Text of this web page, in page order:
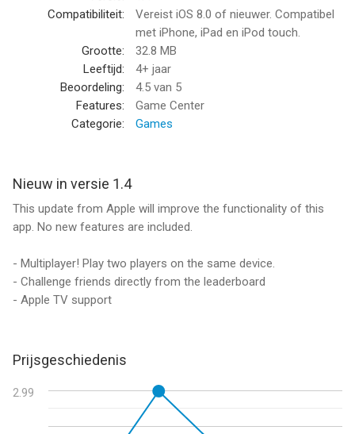
• Over 50 unique tracks
• Asynchronous multiplayer against friends
• Play two players on the same device.
• Unlock Route 66, Africa, Asia and the Orient
• Great physics & graphics
• Local and global high score for each track
• Hours of challenging high speed fun!
Pico Rally van Raketspel AB is een app voor iPhone, iPad en
iPod touch met iOS versie 8.0 of hoger, geschikt bevonden
voor gebruikers met leeftijden vanaf
Informatie voor Pico Rallyis het laatst vergeleken op 7 Aug om
16:10.
Compatibiliteit:
Vereist iOS 8.0 of nieuwer. Compatibel
met iPhone, iPad en iPod touch.
Grootte:
32.8 MB
Leeftijd:
4+ jaar
Beoordeling:
4.5 van 5
Features:
Game Center
Categorie:
Games
Nieuw in versie 1.4
This update from Apple will improve the functionality of this
app. No new features are included.
- Multiplayer! Play two players on the same device.
- Challenge friends directly from the leaderboard
- Apple TV support
Prijsgeschiedenis
2.99